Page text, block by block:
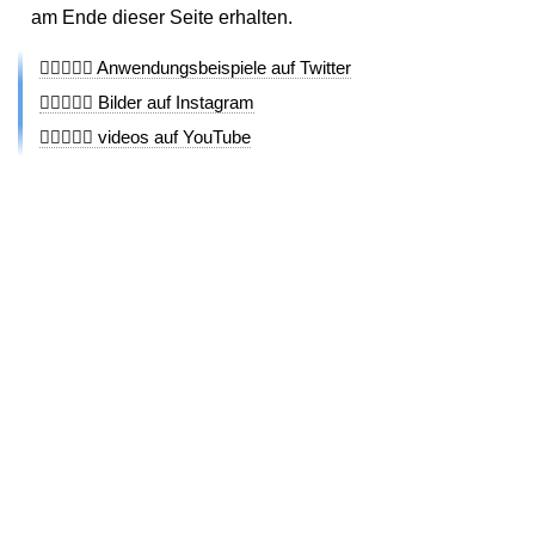
am Ende dieser Seite erhalten.
🧑🏿‍❤️‍🧑🏻 Anwendungsbeispiele auf Twitter
🧑🏿‍❤️‍🧑🏻 Bilder auf Instagram
🧑🏿‍❤️‍🧑🏻 videos auf YouTube